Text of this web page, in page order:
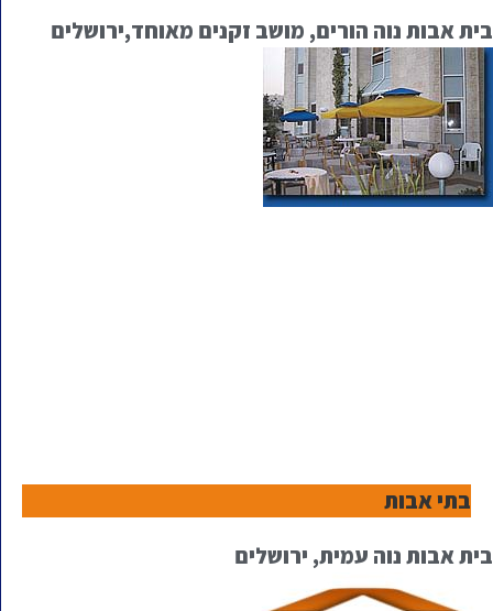
בית אבות נוה הורים, מושב זקנים מאוחד,ירושלים
בתי אבות
בית אבות נוה עמית, ירושלים